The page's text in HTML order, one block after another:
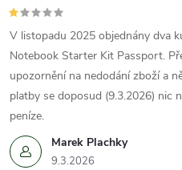
p
i
s
u
Marek Plachky
9.3.2026
V listopadu 2025 objednány dva
Notebook Starter Kit Passport.
upozornění na nedodání zboží a
platby se doposud (9.3.2026) nic
peníze.